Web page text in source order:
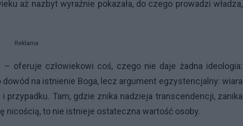
aż nazbyt wyraźnie pokazała, do czego prowadzi władza,
Reklama
oferuje człowiekowi coś, czego nie daje żadna ideologia:
na istnienie Boga, lecz argument egzystencjalny: wiara
przypadku. Tam, gdzie znika nadzieja transcendencji, zanika
nicością, to nie istnieje ostateczna wartość osoby.